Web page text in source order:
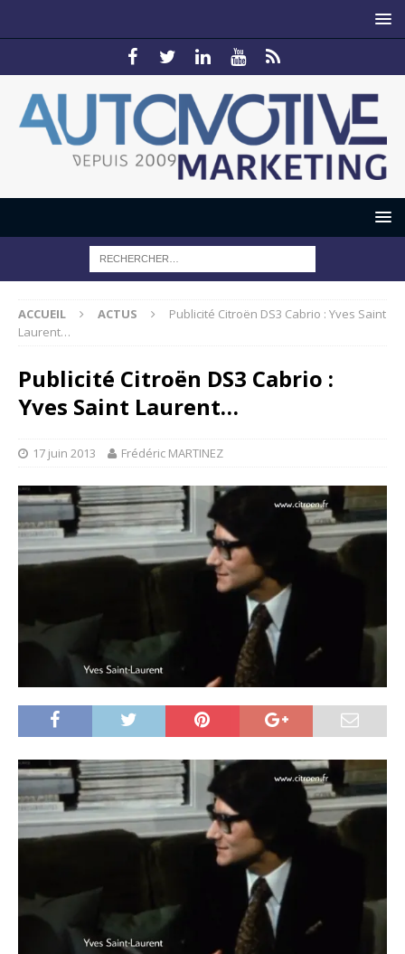
ACCUEIL ACTUS
Publicité Citroën DS3 Cabrio : Yves Saint
Laurent…
Publicité Citroën DS3 Cabrio :
Yves Saint Laurent…
17 juin 2013 Frédéric MARTINEZ